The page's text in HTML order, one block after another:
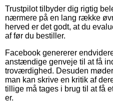
Trustpilot tilbyder dig rigtig
nærmere på en lang række
herved er det godt, at du
af før du bestiller.
Facebook genererer
anstændige genveje til at få
troværdighed. Desuden
man kan skrive en kritik af
tillige må tages i brug til at få
er.